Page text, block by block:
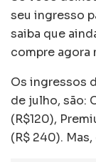
seu ingresso
saiba que
compre agora
Os ingressos
de julho, são:
(R$120),
(R$ 240).